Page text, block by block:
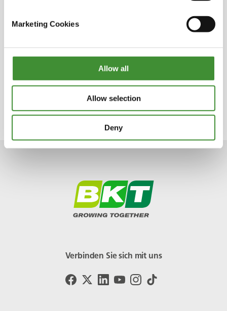
Marketing Cookies
Allow all
Allow selection
Deny
Für die Xtractor-Expedition wurden
Drive Traktoren eingesetzt.
Die BKT-Reifen Agrimax Force und Agrimax
RT 657 wurden eingesetzt, um die Sicherheit
und Zuverlässigkeit in der wunderbaren
Verbinden Sie sich mit uns